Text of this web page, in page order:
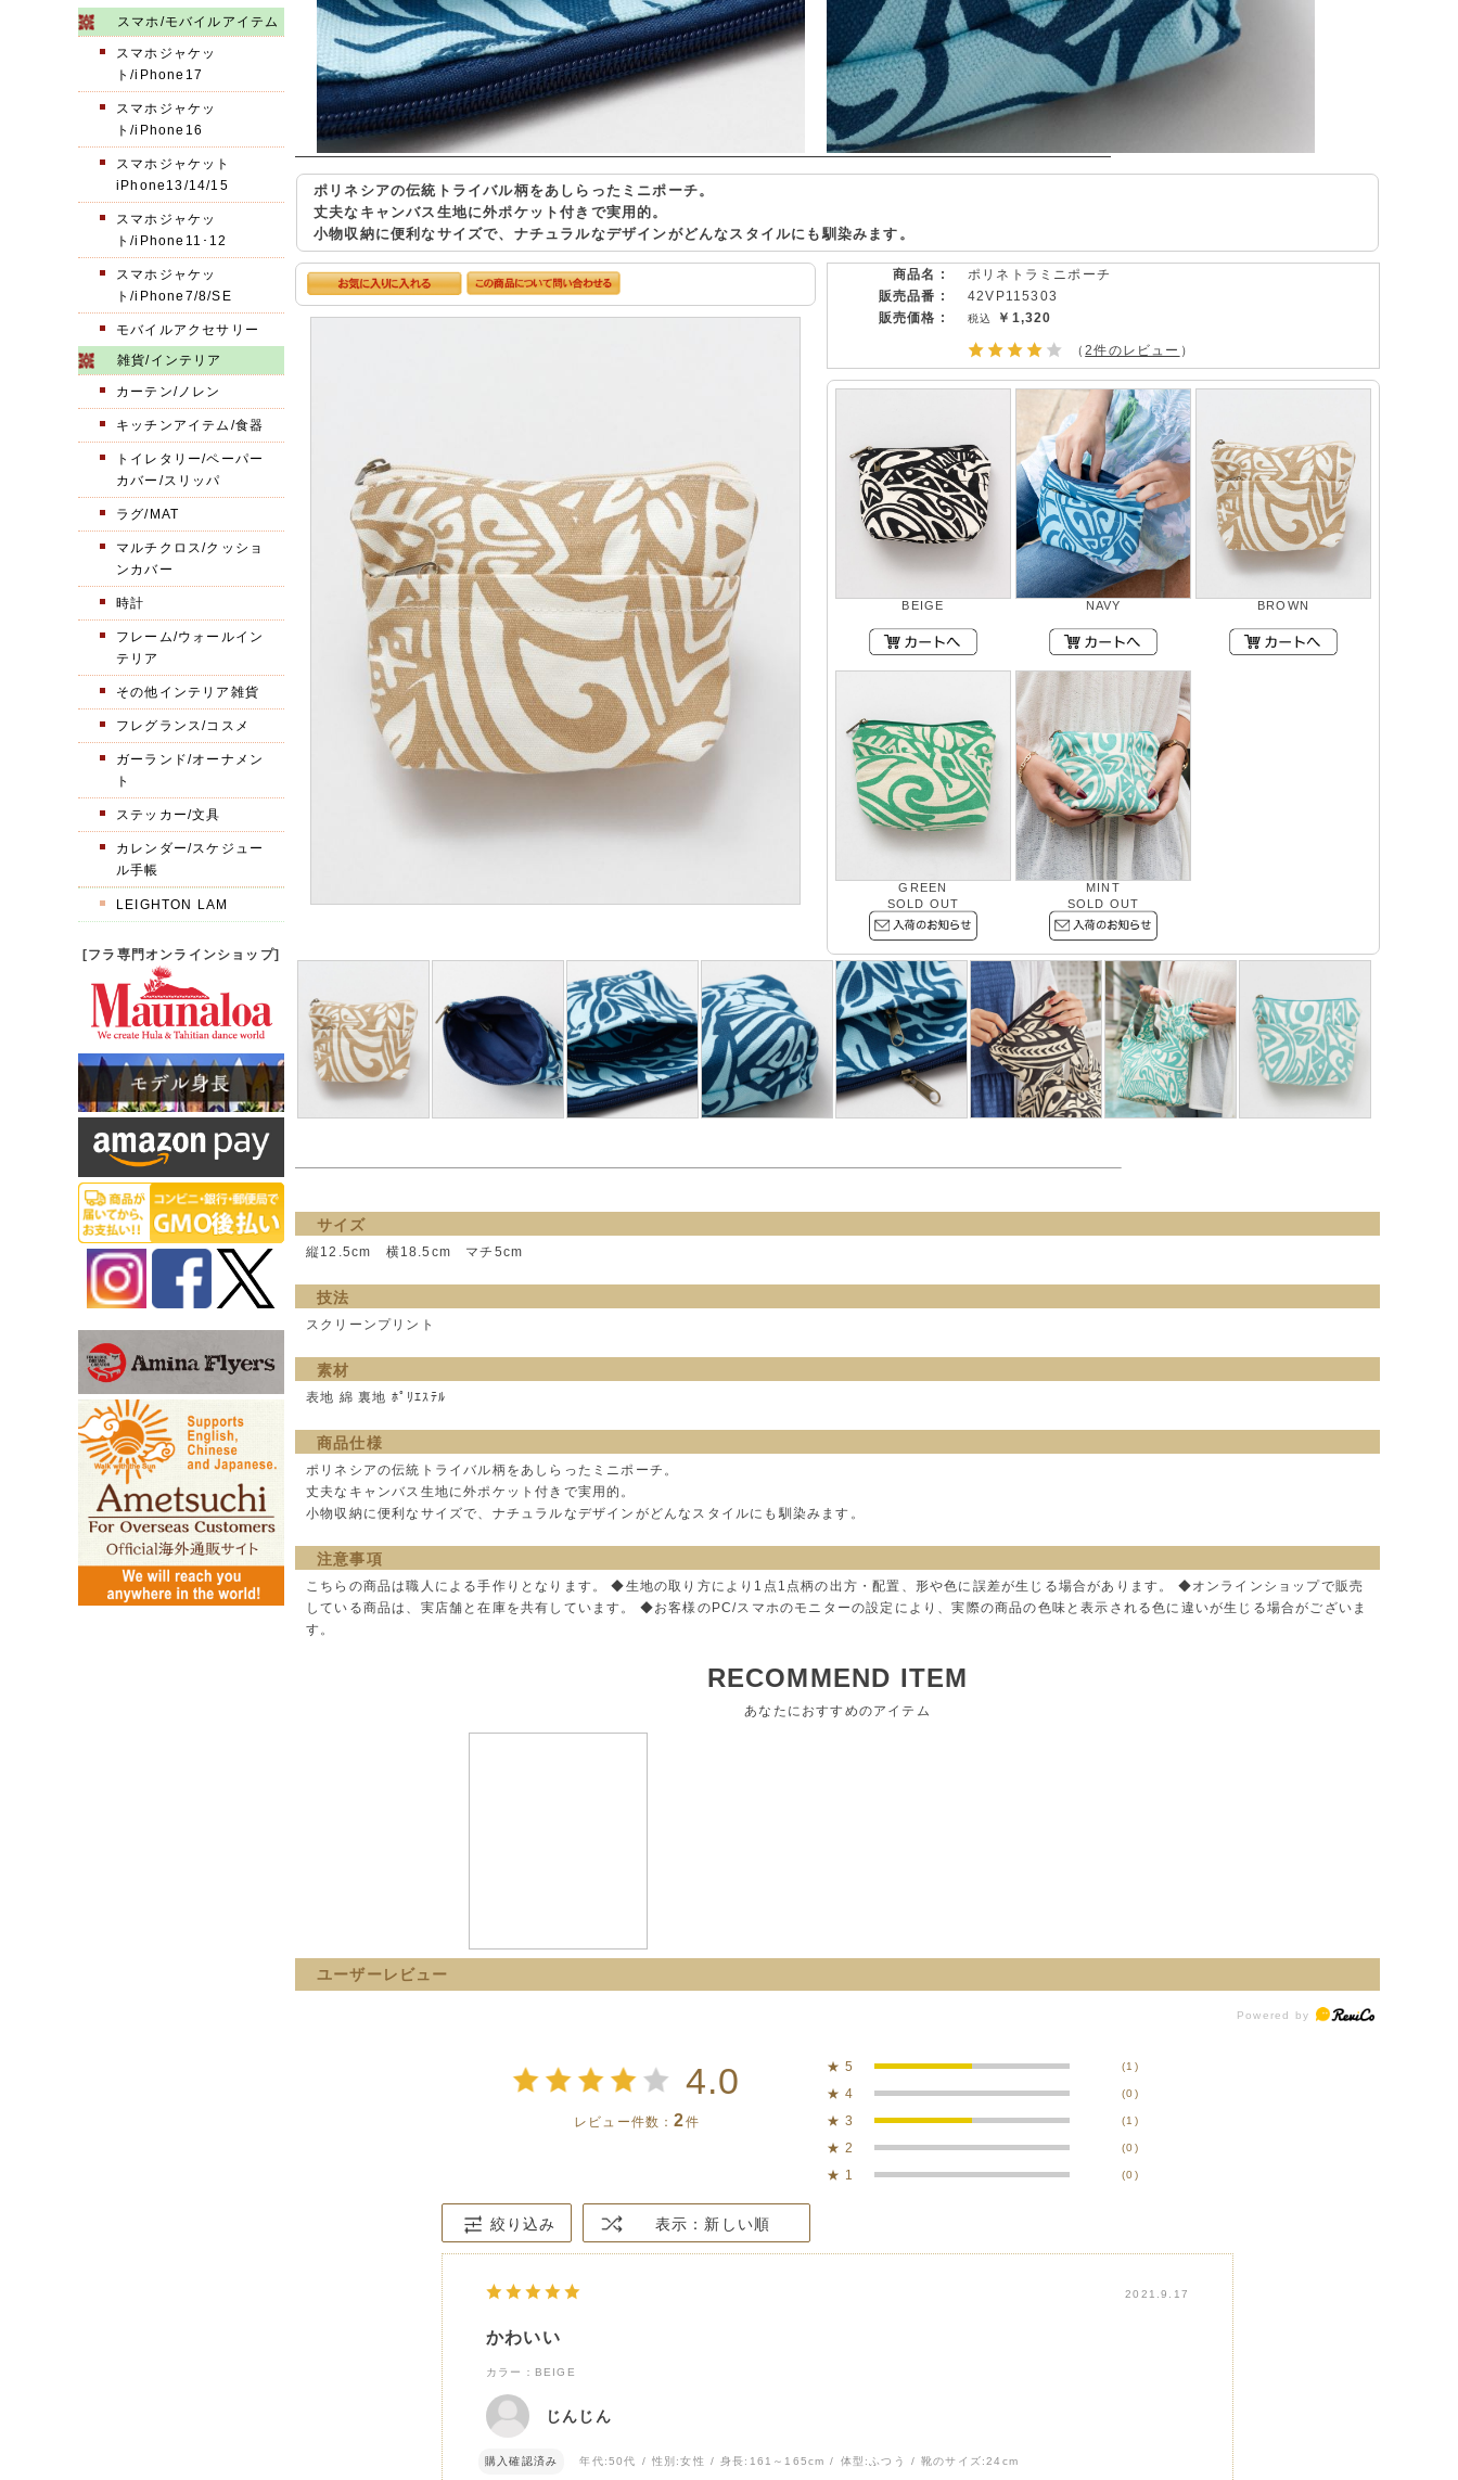
ポリネシアの伝統トライバル柄をあしらったミニポーチ。
丈夫なキャンバス生地に外ポケット付きで実用的。
小物収納に便利なサイズで、ナチュラルなデザインがどんなスタイルにも馴染みます。
商品名 :
ポリネトラミニポーチ
販売品番 :
42VP115303
販売価格 :
￥1,320
（2件のレビュー ）
BEIGE NAVY BROWN
GREEN
SOLD OUT
MINT
SOLD OUT
サイズ
縦12.5cm 横18.5cm マチ5cm
技法
スクリーンプリント
素材
表地 綿 裏地 ﾎﾟﾘｴｽﾃﾙ
商品仕様
ポリネシアの伝統トライバル柄をあしらったミニポーチ。
丈夫なキャンバス生地に外ポケット付きで実用的。
小物収納に便利なサイズで、ナチュラルなデザインがどんなスタイルにも馴染みます。
注意事項
こちらの商品は職人による手作りとなります。 ◆生地の取り方により1点1点柄の出方・配置、形や色に誤差が生じる場合があります。 ◆オンラインショップで販売
している商品は、実店舗と在庫を共有しています。 ◆お客様のPC/スマホのモニターの設定により、実際の商品の色味と表示される色に違いが生じる場合がございま
す。
RECOMMEND ITEM
あなたにおすすめのアイテム
ユーザーレビュー
4.0
レビュー件数：2件
★ 5 (1)
★ 4 (0)
★ 3 (1)
★ 2 (0)
★ 1 (0)
絞り込み 表示：新しい順
2021.9.17
かわいい
カラー：BEIGE
じんじん
購入確認済み 年代:50代 性別:女性 身長: 161～165cm 体型: ふつう 靴のサイズ:24cm
スマホ/モバイルアイテム
スマホジャケッ
ト/iPhone17
スマホジャケッ
ト/iPhone16
スマホジャケット
iPhone13/14/15
スマホジャケッ
ト/iPhone11･12
スマホジャケッ
ト/iPhone7/8/SE
モバイルアクセサリー
雑貨/インテリア
カーテン/ノレン
キッチンアイテム/食器
トイレタリー/ペーパー
カバー/スリッパ
ラグ/MAT
マルチクロス/クッショ
ンカバー
時計
フレーム/ウォールイン
テリア
その他インテリア雑貨
フレグランス/コスメ
ガーランド/オーナメン
ト
ステッカー/文具
カレンダー/スケジュー
ル手帳
LEIGHTON LAM
[フラ専門オンラインショップ]